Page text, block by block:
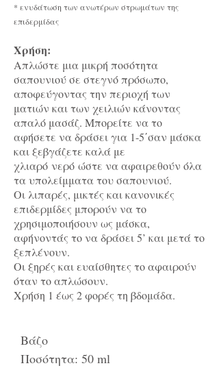
* ενυδάτωση των ανωτέρων στρωμάτων της
επιδερμίδας
Χρήση:
Απλώστε μια μικρή ποσότητα
σαπουνιού σε στεγνό πρόσωπο,
αποφεύγοντας την περιοχή των
ματιών και των χειλιών κάνοντας
απαλό μασάζ. Μπορείτε να το
αφήσετε να δράσει για 1-5΄σαν μάσκα
και ξεβγάζετε καλά με
χλιαρό νερό ώστε να αφαιρεθούν όλα
τα υπολείμματα του σαπουνιού.
Οι λιπαρές, μικτές και κανονικές
επιδερμίδες μπορούν να το
χρησιμοποιήσουν ως μάσκα,
αφήνοντάς το να δράσει 5’ και μετά το
ξεπλένουν.
Οι ξηρές και ευαίσθητες το αφαιρούν
όταν το απλώσουν.
Xρήση 1 έως 2 φορές τη βδομάδα.
Βάζο
Ποσότητα: 50 ml